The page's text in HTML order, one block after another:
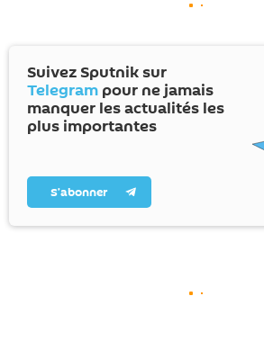
Suivez Sputnik sur
Telegram pour ne jamais
manquer les actualités les
plus importantes
S’abonner